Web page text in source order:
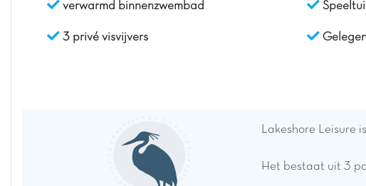
verwarmd binnenzwembad
3 privé visvijvers
Lakeshore Leisure
Het bestaat uit 3